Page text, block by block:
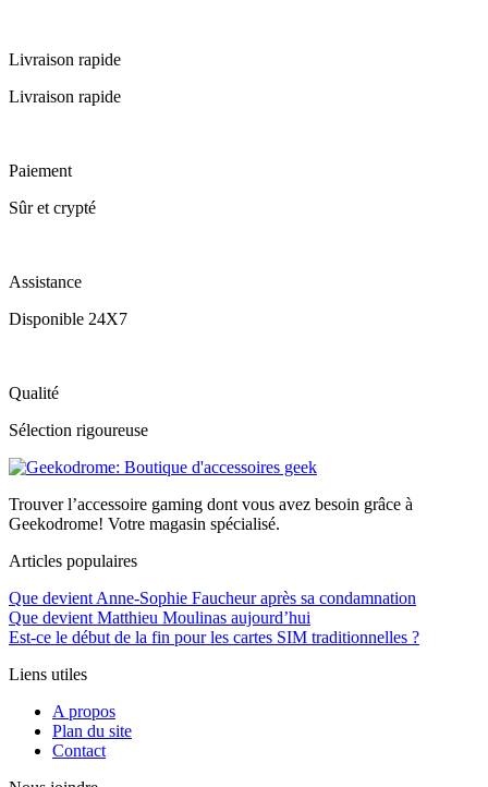
Livraison rapide
Livraison rapide
Paiement
Sûr et crypté
Assistance
Disponible 24X7
Qualité
Sélection rigoureuse
Trouver l’accessoire gaming dont vous avez besoin grâce à
Geekodrome! Votre magasin spécialisé.
Articles populaires
Que devient Anne-Sophie Faucheur après sa condamnation
Que devient Matthieu Moulinas aujourd’hui
Est-ce le début de la fin pour les cartes SIM traditionnelles ?
Liens utiles
A propos
Plan du site
Contact